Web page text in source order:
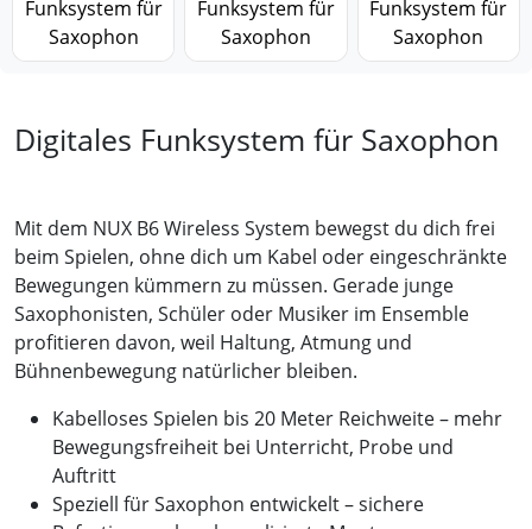
Digitales Funksystem für Saxophon
Mit dem NUX B6 Wireless System bewegst du dich frei
beim Spielen, ohne dich um Kabel oder eingeschränkte
Bewegungen kümmern zu müssen. Gerade junge
Saxophonisten, Schüler oder Musiker im Ensemble
profitieren davon, weil Haltung, Atmung und
Bühnenbewegung natürlicher bleiben.
Kabelloses Spielen bis 20 Meter Reichweite – mehr
Bewegungsfreiheit bei Unterricht, Probe und
Auftritt
Speziell für Saxophon entwickelt – sichere